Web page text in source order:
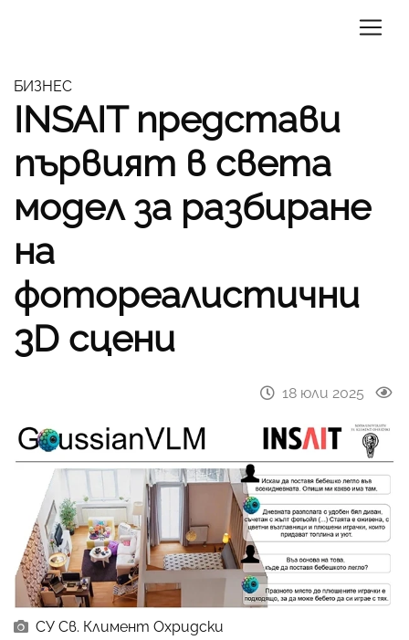
БИЗНЕС
INSAIT представи
първият в света
модел за разбиране
на
фотореалистични
3D сцени
18 юли 2025
СУ Св. Климент Охридски